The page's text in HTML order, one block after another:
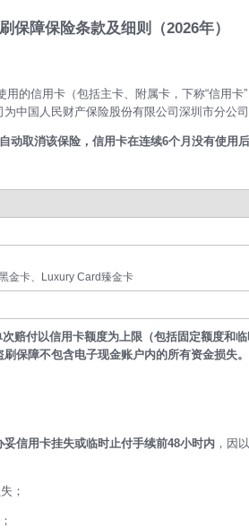
保障保险条款及细则（2026年）
的信用卡（包括主卡、附属卡，下称“信用
国人民财产保险股份有限公司深圳市分公司
取消该保险，信用卡在连续6个月没有使用
金卡、Luxury Card臻金卡
赔付以信用卡额度为上限（包括固定额度和
保障不包含电子现金账户内的所有资金损失。
信用卡挂失或临时止付手续前48小时内 ，因
；